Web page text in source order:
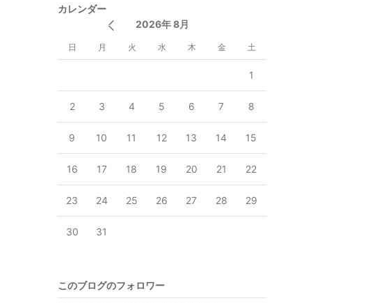
カレンダー
2026年 8月
日 月 火 水 木 金 土
1
2 3 4 5 6 7 8
9 10 11 12 13 14 15
16 17 18 19 20 21 22
23 24 25 26 27 28 29
30 31
このブログのフォロワー